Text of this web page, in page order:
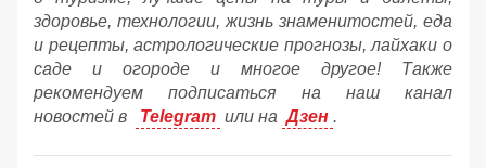
здоровье, технологии, жизнь знаменитостей, еда
и рецепты, астрологические прогнозы, лайхаки о
саде и огороде и многое другое! Также
рекомендуем подписаться на наш канал
новостей в
Telegram или на Дзен .